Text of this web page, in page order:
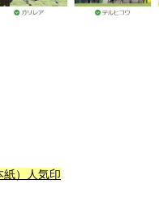
紙）人気印